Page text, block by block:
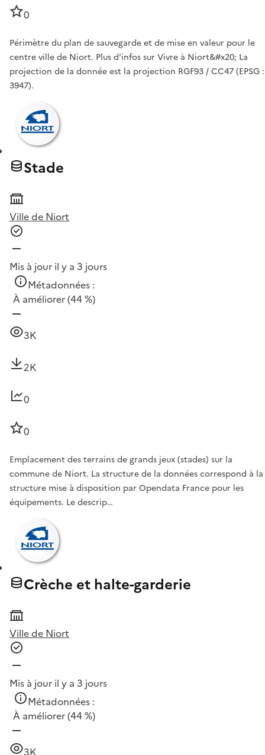
0
Périmètre du plan de sauvegarde et de mise en valeur pour le
centre ville de Niort. Plus d'infos sur Vivre à Niort&#x20; La
projection de la donnée est la projection RGF93 / CC47 (EPSG :
3947).
Stade
Ville de Niort
Mis à jour il y a 3 jours
Métadonnées :
À améliorer(44 %)
3K
2K
0
0
Emplacement des terrains de grands jeux (stades) sur la
commune de Niort. La structure de la données correspond à la
structure mise à disposition par Opendata France pour les
équipements. Le descrip…
Crèche et halte-garderie
Ville de Niort
Mis à jour il y a 3 jours
Métadonnées :
À améliorer(44 %)